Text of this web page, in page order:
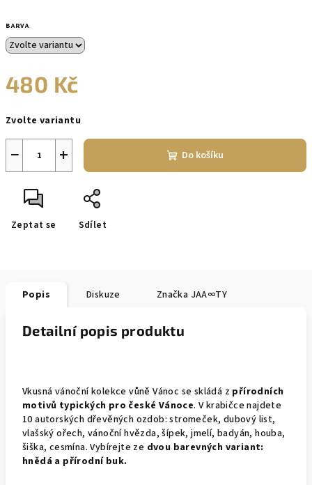
BARVA
480 Kč
cena:
Zvolte variantu
+
− Do košíku
Zeptat se Sdílet
Popis Diskuze Značka JAA∞TY
Detailní popis produktu
Vkusná vánoční kolekce vůně Vánoc se skládá z přírodních
motivů typických pro české Vánoce. V krabičce najdete
10 autorských dřevěných ozdob: stromeček, dubový list,
vlašský ořech, vánoční hvězda, šípek, jmelí, badyán, houba,
šiška, cesmína. Vybírejte ze dvou barevných variant:
hnědá a přírodní buk.